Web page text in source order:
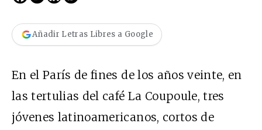
Añadir Letras Libres a Google
En el París de fines de los años veinte, en
las tertulias del café La Coupoule, tres
jóvenes latinoamericanos, cortos de